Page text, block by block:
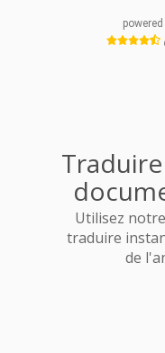
powered
Utilisez
traduire
de